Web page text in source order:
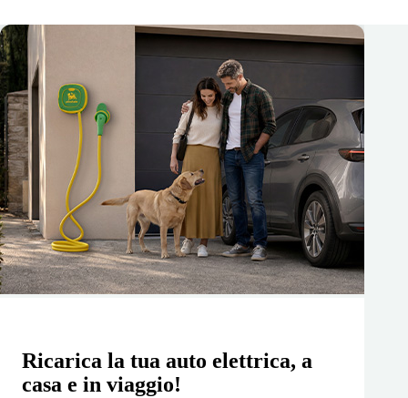
Ricarica la tua auto elettrica, a
casa e in viaggio!